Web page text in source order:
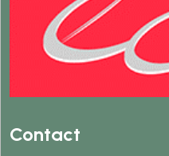
Contact